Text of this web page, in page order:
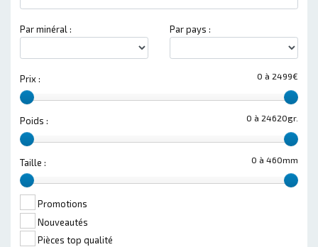
Par minéral : Par pays :
0 à 2499€
Prix :
0 à 24620gr.
Poids :
0 à 460mm
Taille :
Promotions
Nouveautés
Pièces top qualité